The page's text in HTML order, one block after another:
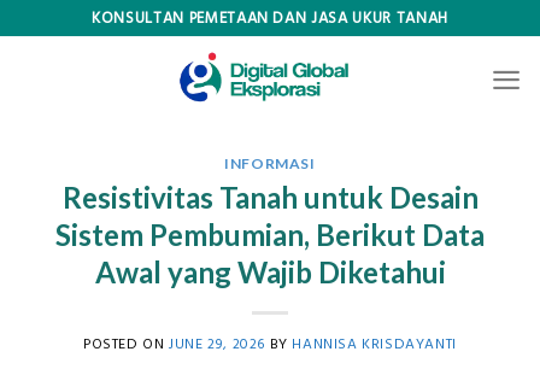
KONSULTAN PEMETAAN DAN JASA UKUR TANAH
INFORMASI
Resistivitas Tanah untuk Desain
Sistem Pembumian, Berikut Data
Awal yang Wajib Diketahui
POSTED ONJUNE 29, 2026 BY HANNISA KRISDAYANTI